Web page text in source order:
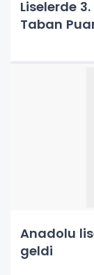
Liselerde
Taban
Anadolu
geldi